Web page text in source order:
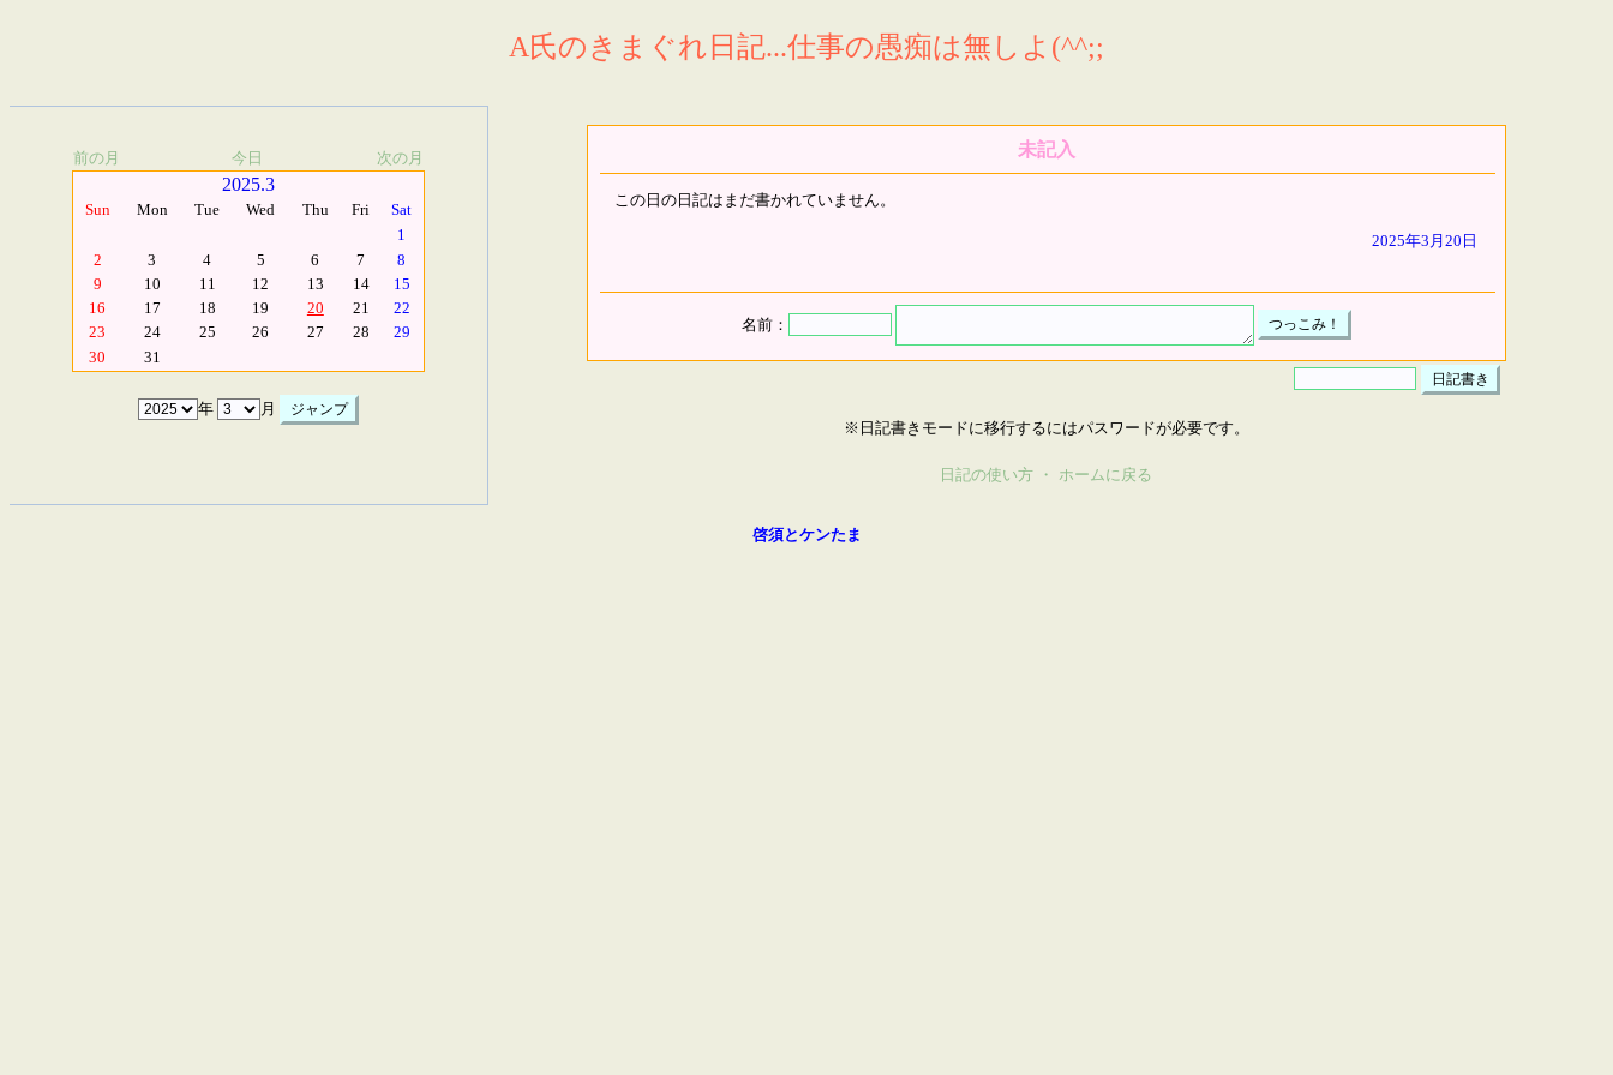
A氏のきまぐれ日記...仕事の愚痴は無しよ(^^;;
前の月 今日 次の月
2025.3
Sun Mon Tue Wed Thu Fri
Sat
1
2
3 4 5 6 7
8
9
10 11 12 13 14
15
16
17 18 19 20 21
22
23
24 25 26 27 28
29
30
31
年 月
未記入
この日の日記はまだ書かれていません。
2025年3月20日
名前：
※日記書きモードに移行するにはパスワードが必要です。
日記の使い方 ・ ホームに戻る
啓須とケンたま